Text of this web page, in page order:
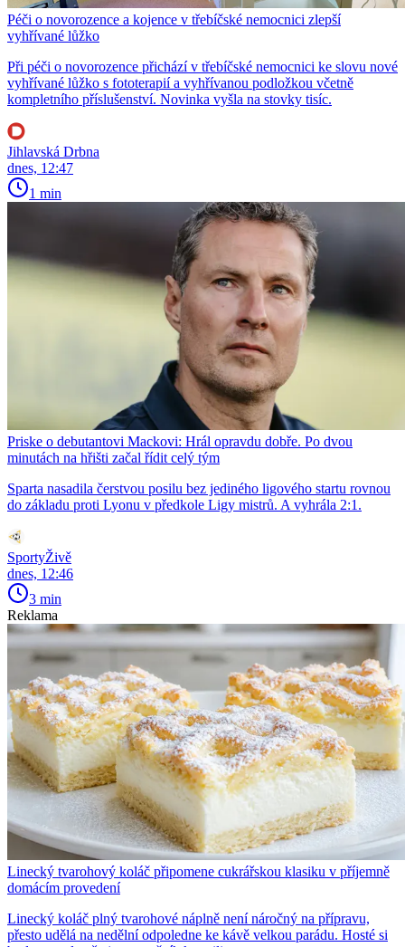
Péči o novorozence a kojence v třebíčské nemocnici zlepší
vyhřívané lůžko
Při péči o novorozence přichází v třebíčské nemocnici ke slovu nové
vyhřívané lůžko s fototerapií a vyhřívanou podložkou včetně
kompletního příslušenství. Novinka vyšla na stovky tisíc.
Jihlavská Drbna
dnes, 12:47
1 min
Priske o debutantovi Mackovi: Hrál opravdu dobře. Po dvou
minutách na hřišti začal řídit celý tým
Sparta nasadila čerstvou posilu bez jediného ligového startu rovnou
do základu proti Lyonu v předkole Ligy mistrů. A vyhrála 2:1.
SportyŽivě
dnes, 12:46
3 min
Reklama
Linecký tvarohový koláč připomene cukrářskou klasiku v příjemně
domácím provedení
Linecký koláč plný tvarohové náplně není náročný na přípravu,
přesto udělá na nedělní odpoledne ke kávě velkou parádu. Hosté si